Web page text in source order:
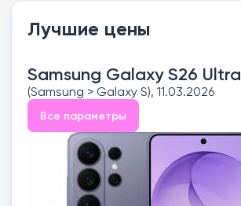
Лучшие цены
Samsung Galaxy S26 Ultra
(Samsung > Galaxy S), 11.03.2026
Все параметры